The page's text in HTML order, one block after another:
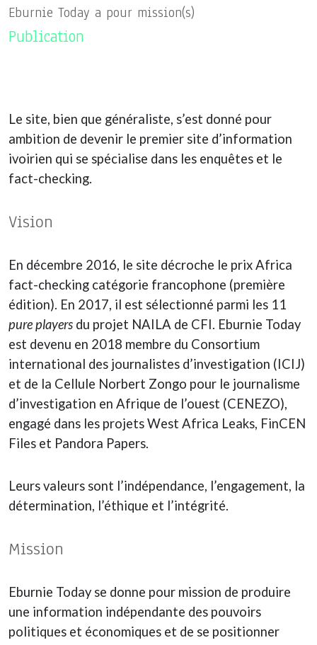
Eburnie Today a pour mission(s)
Publication
Le site, bien que généraliste, s’est donné pour
ambition de devenir le premier site d’information
ivoirien qui se spécialise dans les enquêtes et le
fact-checking.
Vision
En décembre 2016, le site décroche le prix Africa
fact-checking catégorie francophone (première
édition). En 2017, il est sélectionné parmi les 11
pure players du projet NAILA de CFI. Eburnie Today
est devenu en 2018 membre du Consortium
international des journalistes d’investigation (ICIJ)
et de la Cellule Norbert Zongo pour le journalisme
d’investigation en Afrique de l’ouest (CENEZO),
engagé dans les projets West Africa Leaks, FinCEN
Files et Pandora Papers.
Leurs valeurs sont l’indépendance, l’engagement, la
détermination, l’éthique et l’intégrité.
Mission
Eburnie Today se donne pour mission de produire
une information indépendante des pouvoirs
politiques et économiques et de se positionner